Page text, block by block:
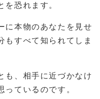
を恐れます。
に本物のあなたを見せ
もすべて知られてしま
も、相手に近づかなけ
っているのです。